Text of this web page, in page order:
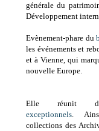
générale du
Développement
Evènement-phare du
les événements et
et à Vienne, qui
nouvelle Europe.
Elle réunit
exceptionnels.
collections des